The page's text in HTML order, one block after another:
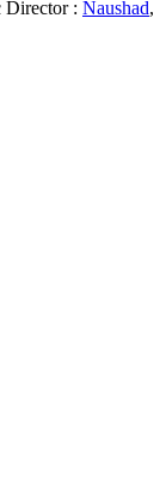
Director : Naushad,